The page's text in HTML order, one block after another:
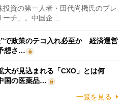
資の第一人者・田代尚機氏のプレ
ーチ」。中国企…
で政策のテコ入れ必至か 経済運営
想さ…
大が見込まれる「CXO」とは何
国の医薬品…
一覧を見る